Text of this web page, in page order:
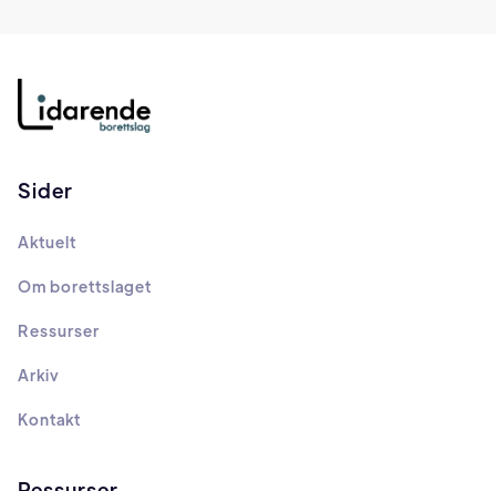
Sider
Aktuelt
Om borettslaget
Ressurser
Arkiv
Kontakt